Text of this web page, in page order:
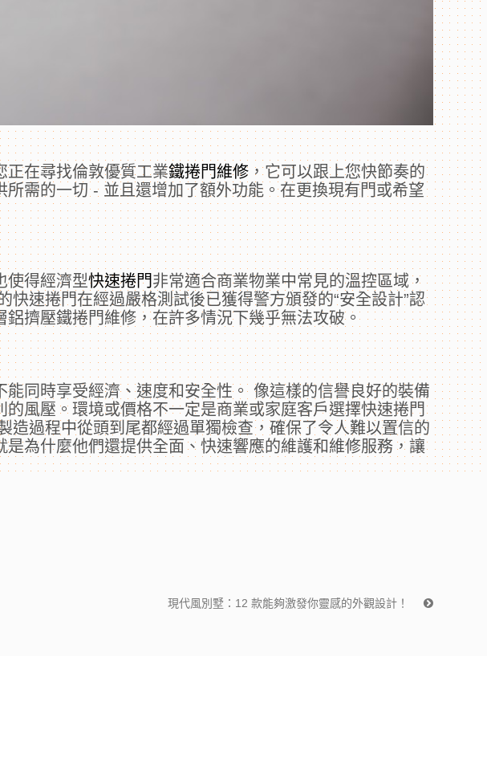
正在尋找倫敦優質工業鐵捲門維修 ，它可以跟上您快節奏的
所需的一切 - 並且還增加了額外功能。在更換現有門或希望
使得經濟型快速捲門非常適合商業物業中常見的溫控區域，
速捲門在經過嚴格測試後已獲得警方頒發的“安全設計”認
擠壓鐵捲門維修，在許多情況下幾乎無法攻破。
同時享受經濟、速度​​和安全性。 像這樣的信譽良好的裝備
風壓。環境或價格不一定是商業或家庭客戶選擇快速捲門
造過程中從頭到尾都經過單獨檢查，確保了令人難以置信的
為什麼他們還提供全面、快速響應的維護和維修服務，讓
現代風別墅：12 款能夠激發你靈感的外觀設計！